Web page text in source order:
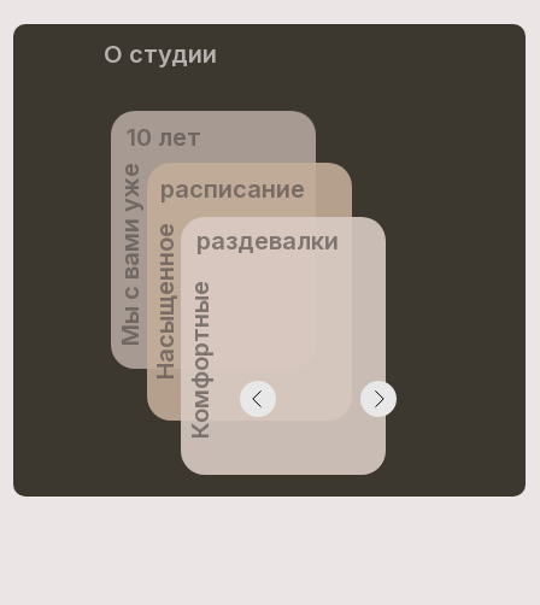
О студии
расписание
10 лет
раздевалки
Насыщенное
Мы с вами уже
Комфортные